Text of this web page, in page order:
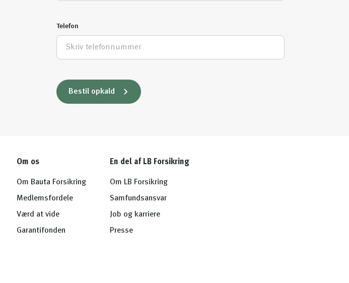
Telefon
Bestil opkald
Om os
Om Bauta Forsikring
Medlemsfordele
Værd at vide
Garantifonden
En del af LB Forsikring
Om LB Forsikring
Samfundsansvar
Job og karriere
Presse